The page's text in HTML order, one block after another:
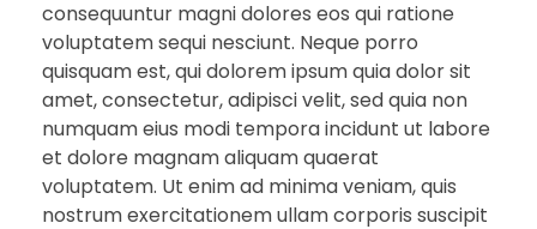
consequuntur magni dolores eos qui ratione
voluptatem sequi nesciunt. Neque porro
quisquam est, qui dolorem ipsum quia dolor sit
amet, consectetur, adipisci velit, sed quia non
numquam eius modi tempora incidunt ut labore
et dolore magnam aliquam quaerat
voluptatem. Ut enim ad minima veniam, quis
nostrum exercitationem ullam corporis suscipit